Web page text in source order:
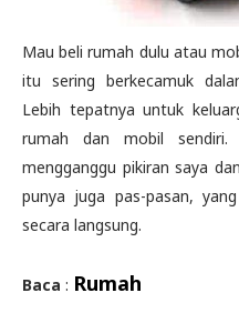
Mau beli rumah dulu atau
itu sering berkecamuk
Lebih tepatnya untuk
rumah dan mobil
mengganggu pikiran saya
punya juga pas-pasan,
secara langsung.
Baca : Rumah